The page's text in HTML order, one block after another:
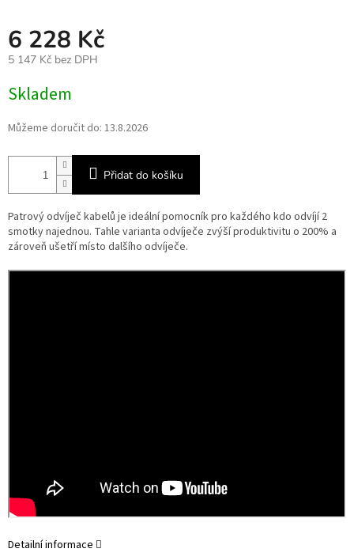
6 228 Kč
5 147 Kč bez DPH
cena:
Skladem
Můžeme doručit do: 13.8.2026
Přidat do košíku
Patrový odvíječ kabelů je ideální pomocník pro každého kdo odvíjí 2
smotky najednou. Tahle varianta odvíječe zvýší produktivitu o 200% a
zároveň ušetří místo dalšího odvíječe.
Detailní informace